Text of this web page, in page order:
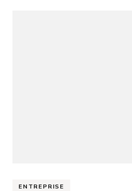
ENTREPRISE